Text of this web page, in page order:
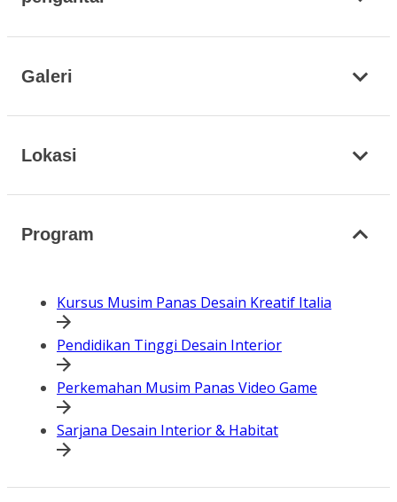
Galeri
Lokasi
Program
Kursus Musim Panas Desain Kreatif Italia
Pendidikan Tinggi Desain Interior
Perkemahan Musim Panas Video Game
Sarjana Desain Interior & Habitat